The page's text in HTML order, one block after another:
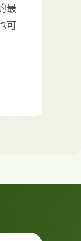
最
可